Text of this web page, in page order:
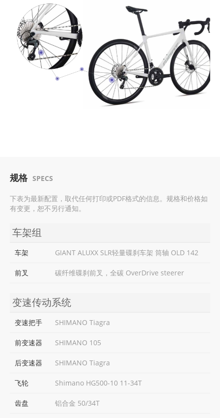
规格 SPECS
下表为最新配置，取代任何打印或PDF格式的信息。规格和价格如
有变更，恕不另行通知。
车架组
车架 GIANT ALUXX SLR轻量碟刹车架 筒轴 OLD 142
前叉 碳纤维碟刹前叉，全碳 OverDrive steerer
变速传动系统
变速把手 SHIMANO Tiagra
前变速器 SHIMANO 105
后变速器 SHIMANO Tiagra
飞轮 Shimano HG500-10 11-34T
齿盘 铝合金 50/34T